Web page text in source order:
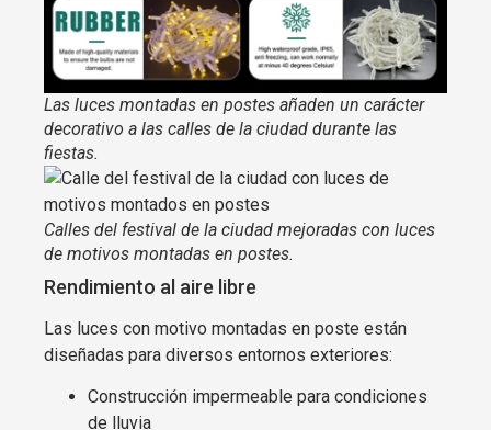
Las luces montadas en postes añaden un carácter
decorativo a las calles de la ciudad durante las
fiestas.
Calles del festival de la ciudad mejoradas con luces
de motivos montadas en postes.
Rendimiento al aire libre
Las luces con motivo montadas en poste están
diseñadas para diversos entornos exteriores:
Construcción impermeable para condiciones
de lluvia